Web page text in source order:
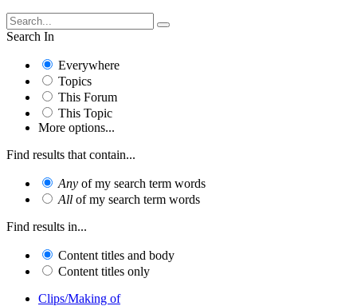
Search In
Everywhere
Topics
This Forum
This Topic
More options...
Find results that contain...
Any of my search term words
All of my search term words
Find results in...
Content titles and body
Content titles only
Clips/Making of